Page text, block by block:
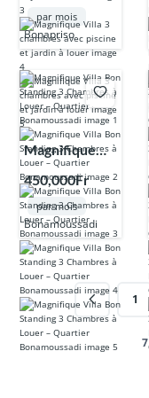
jardin à louer
par mois
Bonapriso
Magnifique
Villa Bon
Standing 3
Chambres à
Louer –
Quartier
Bonamoussadi
450,000Fr
par mois
Bonamoussadi
1